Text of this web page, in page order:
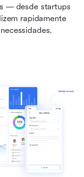
— desde startups
rapidamente